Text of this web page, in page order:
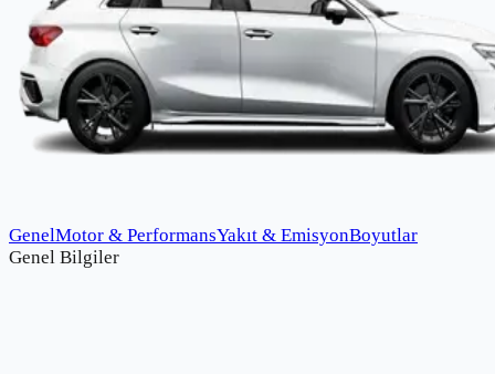
GenelMotor & PerformansYakıt & EmisyonBoyutlar
Genel Bilgiler